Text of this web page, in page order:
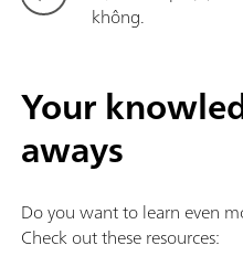
không.
Your
aways
Do you want to learn even
Check out these resources: